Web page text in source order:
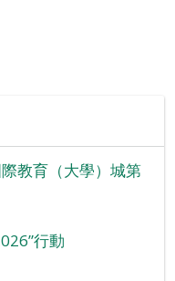
教育（大學）城第
行動